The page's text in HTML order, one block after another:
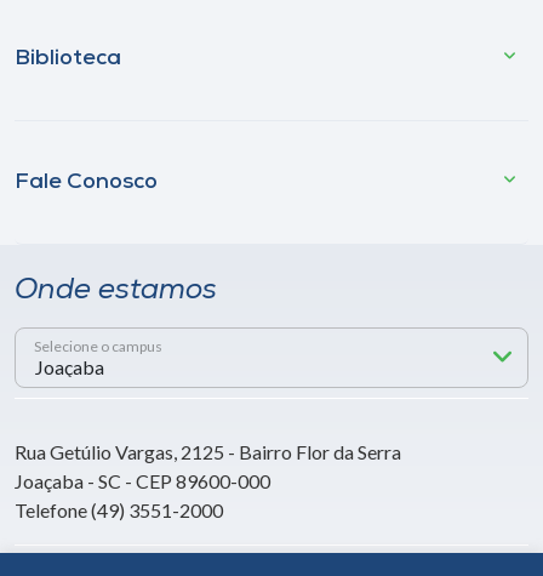
Biblioteca
Fale Conosco
Onde estamos
Selecione o campus
Rua Getúlio Vargas, 2125 - Bairro Flor da Serra
Joaçaba - SC - CEP 89600-000
Telefone (49) 3551-2000